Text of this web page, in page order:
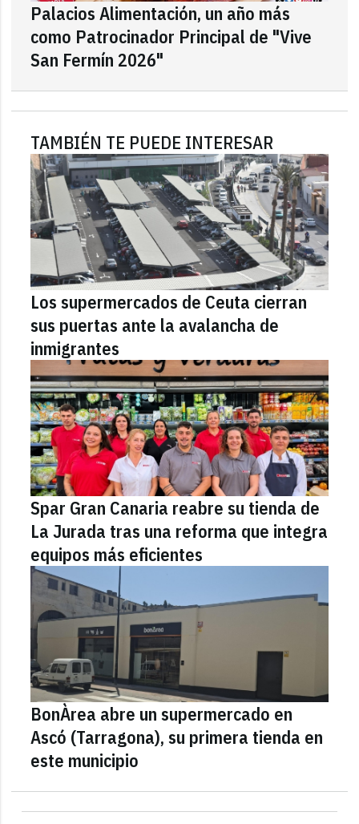
Palacios Alimentación, un año más
como Patrocinador Principal de "Vive
San Fermín 2026"
TAMBIÉN TE PUEDE INTERESAR
Los supermercados de Ceuta cierran
sus puertas ante la avalancha de
inmigrantes
Spar Gran Canaria reabre su tienda de
La Jurada tras una reforma que integra
equipos más eficientes
BonÀrea abre un supermercado en
Ascó (Tarragona), su primera tienda en
este municipio